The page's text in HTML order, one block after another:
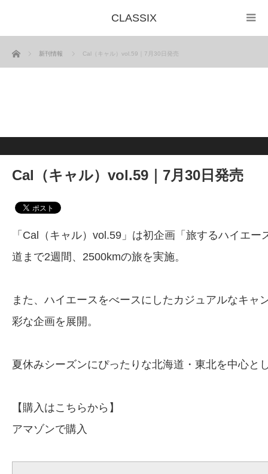
CLASSIX
ホーム 新刊情報 Cal（キャル）vol.59｜7月30日発売
Cal（キャル）vol.59｜7月30日発売
「Cal（キャル）vol.59」は初企画「旅するハイエ
道まで2週間、2500kmの旅を実施。
また、ハイエースをべースにしたカジュアルなキ
彩な企画を展開。
夏休みシーズンにぴったりな北海道・東北を中心と
【購入はこちらから】
アマゾンで購入